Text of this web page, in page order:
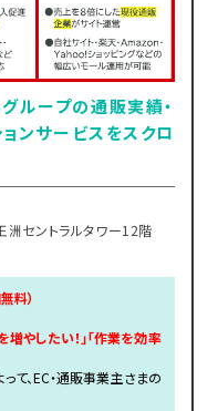
ループの通販実績・
ンサービスをスクロ
セントラルタワー12階
料）
増やしたい！」「作業を効率
て、EC・通販事業主さまの